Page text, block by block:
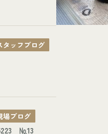
タッフブログ
場ブログ
№13